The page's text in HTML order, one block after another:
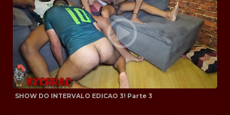
SHOW DO INTERVALO EDICAO 3! Parte 3